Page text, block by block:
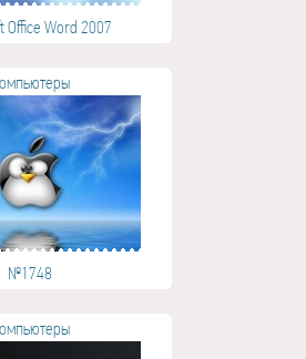
Office Word 2007
№1748